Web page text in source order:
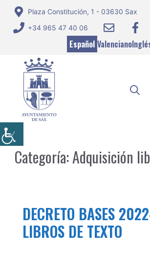
Saltar
contenido
Plaza Constitución, 1 - 03630 Sax
+34 965 47 40 06
Español Valenciano
Categoría:Adquisición
DECRETO BASES
LIBROS DE TEXTO